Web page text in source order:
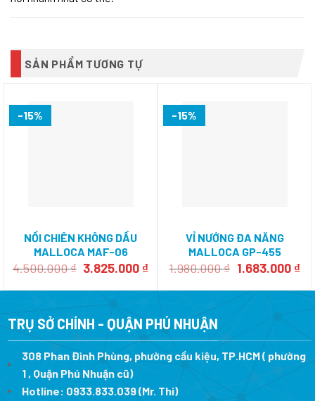
SẢN PHẨM TƯƠNG TỰ
-15%
NỒI CHIÊN KHÔNG DẦU
MALLOCA MAF-06
4.500.000₫ Giá
là:
3.825.000 ₫Giá
tại
3.825.000 ₫.
-15%
VỈ NƯỚNG ĐA NĂNG
MALLOCA GP-455
1.980.000₫ Giá
là:
1.683.000 ₫
tại
TRỤ SỞ CHÍNH - QUẬN PHÚ NHUẬN
308 Phan Đình Phùng, phường cầu kiệu, TP.HCM ( phường
1 , Quận Phú Nhuận cũ)
Hotline: 0933.833.039(Mr. Thi)